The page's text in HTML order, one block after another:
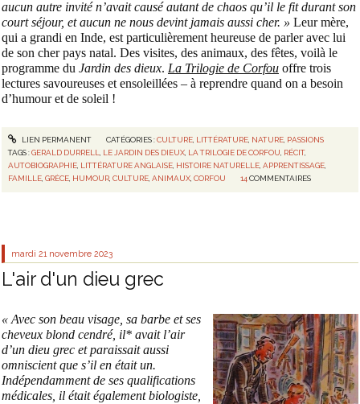
aucun autre invité n’avait causé autant de chaos qu’il le fit durant son
court séjour, et aucun ne nous devint jamais aussi cher. » Leur mère,
qui a grandi en Inde, est particulièrement heureuse de parler avec lui
de son cher pays natal. Des visites, des animaux, des fêtes, voilà le
programme du Jardin des dieux. La Trilogie de Corfou offre trois
lectures savoureuses et ensoleillées – à reprendre quand on a besoin
d’humour et de soleil !
LIEN PERMANENT CATÉGORIES :CULTURE, LITTÉRATURE, NATURE, PASSIONS
TAGS :GERALD DURRELL, LE JARDIN DES DIEUX, LA TRILOGIE DE CORFOU, RÉCIT,
AUTOBIOGRAPHIE, LITTÉRATURE ANGLAISE, HISTOIRE NATURELLE,APPRENTISSAGE,
FAMILLE,GRÈCE, HUMOUR,CULTURE,ANIMAUX,CORFOU 14 COMMENTAIRES
mardi 21 novembre 2023
L'air d'un dieu grec
« Avec son beau visage, sa barbe et ses
cheveux blond cendré, il* avait l’air
d’un dieu grec et paraissait aussi
omniscient que s’il en était un.
Indépendamment de ses qualifications
médicales, il était également biologiste,